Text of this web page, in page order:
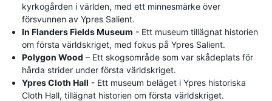
kyrkogården i världen, med ett minnesmärke över
försvunnen av Ypres Salient.
In Flanders Fields Museum - Ett museum tillägnat historien
om första världskriget, med fokus på Ypres Salient.
Polygon Wood – Ett skogsområde som var skådeplats för
hårda strider under första världskriget.
Ypres Cloth Hall - Ett museum beläget i Ypres historiska
Cloth Hall, tillägnat historien om första världskriget.